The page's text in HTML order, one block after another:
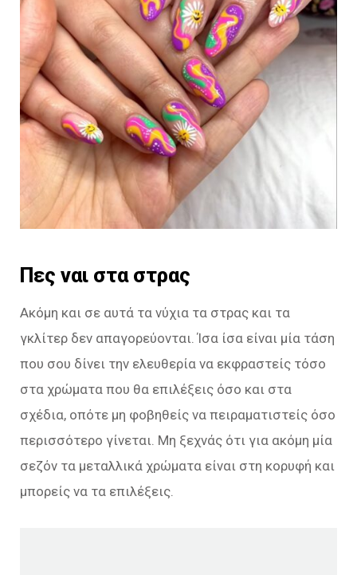
Πες ναι στα στρας
Ακόμη και σε αυτά τα νύχια τα στρας και τα
γκλίτερ δεν απαγορεύονται. Ίσα ίσα είναι μία τάση
που σου δίνει την ελευθερία να εκφραστείς τόσο
στα χρώματα που θα επιλέξεις όσο και στα
σχέδια, οπότε μη φοβηθείς να πειραματιστείς όσο
περισσότερο γίνεται. Μη ξεχνάς ότι για ακόμη μία
σεζόν τα μεταλλικά χρώματα είναι στη κορυφή και
μπορείς να τα επιλέξεις.